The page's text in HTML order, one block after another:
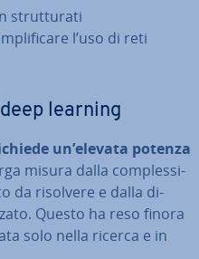
strut­tu­ra­ti
l’uso di reti
learning
un’elevata potenza
misura dalla com­ples­si­
da risolvere e dalla di­
Questo ha reso finora
solo nella ricerca e in